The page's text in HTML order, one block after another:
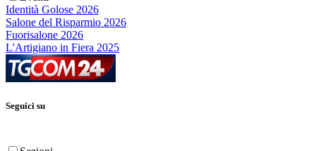
Identità Golose 2026
Salone del Risparmio 2026
Fuorisalone 2026
L'Artigiano in Fiera 2025
Seguici su